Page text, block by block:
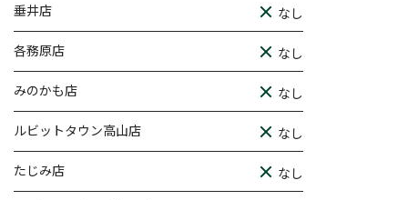
垂井店 なし
各務原店 なし
みのかも店 なし
ルビットタウン高山店 なし
たじみ店 なし